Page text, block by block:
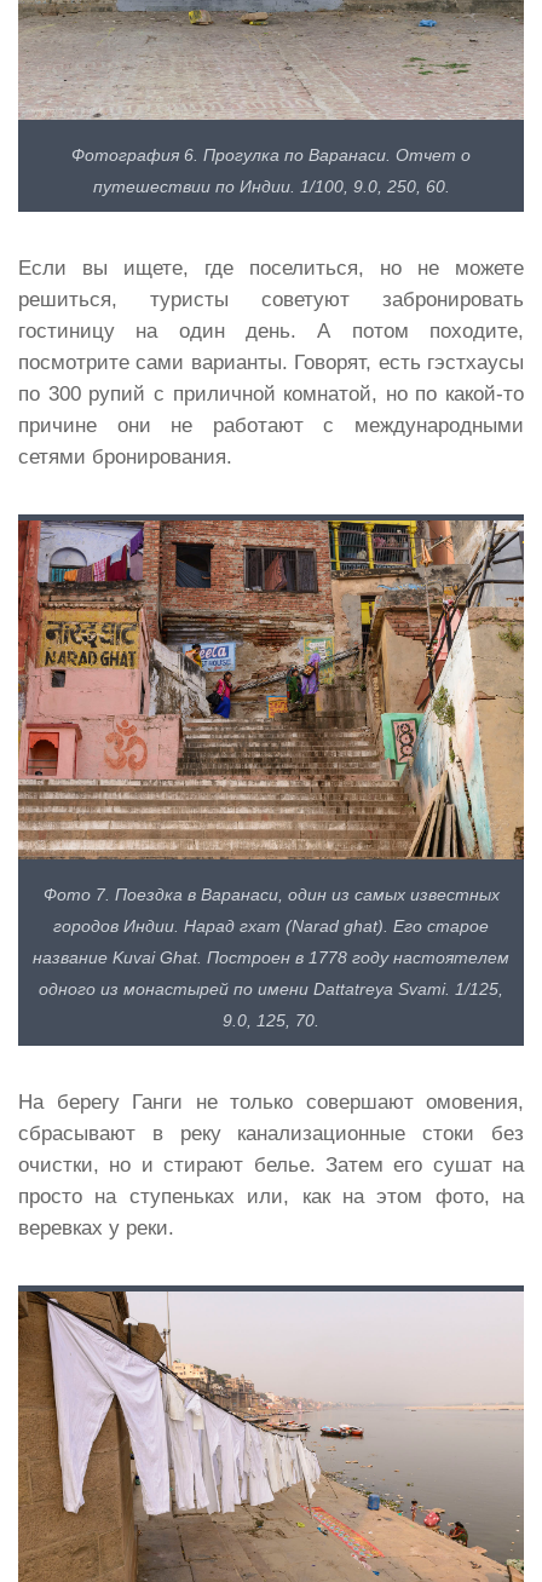
Фотография 6. Прогулка по Варанаси. Отчет о
путешествии по Индии. 1/100, 9.0, 250, 60.
Если вы ищете, где поселиться, но не можете
решиться, туристы советуют забронировать
гостиницу на один день. А потом походите,
посмотрите сами варианты. Говорят, есть гэстхаусы
по 300 рупий с приличной комнатой, но по какой-то
причине они не работают с международными
сетями бронирования.
Фото 7. Поездка в Варанаси, один из самых известных
городов Индии. Нарад гхат (Narad ghat). Его старое
название Kuvai Ghat. Построен в 1778 году настоятелем
одного из монастырей по имени Dattatreya Svami. 1/125,
9.0, 125, 70.
На берегу Ганги не только совершают омовения,
сбрасывают в реку канализационные стоки без
очистки, но и стирают белье. Затем его сушат на
просто на ступеньках или, как на этом фото, на
веревках у реки.